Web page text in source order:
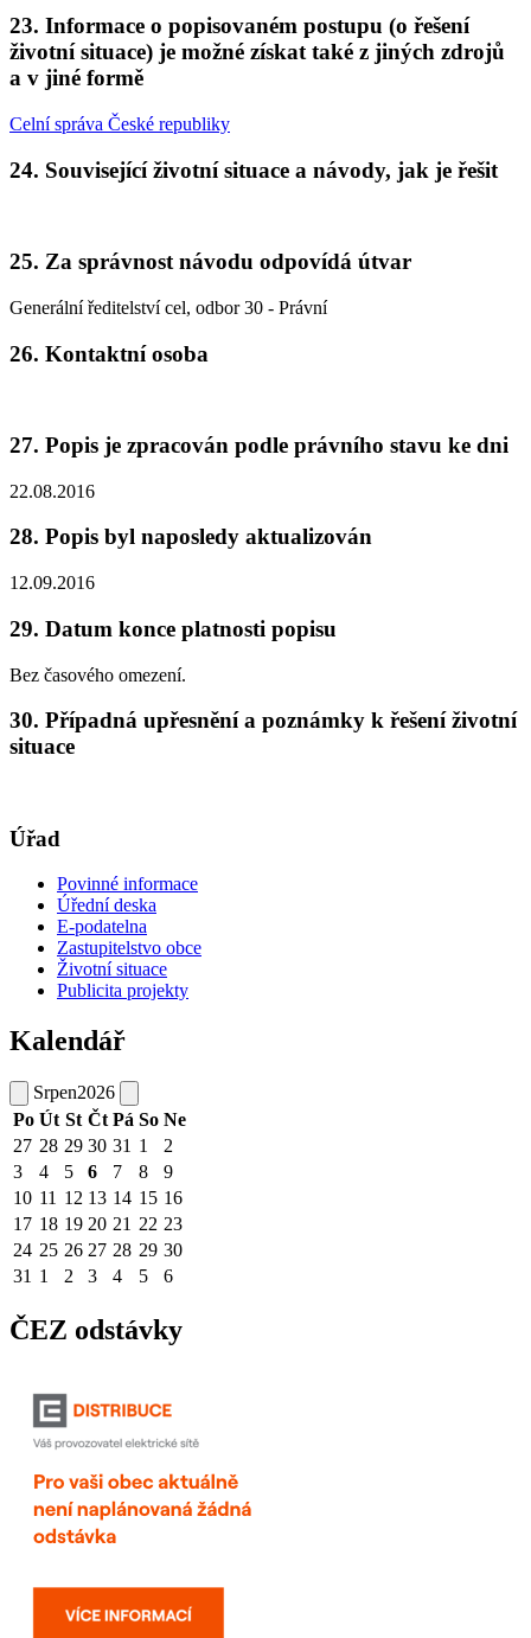
23. Informace o popisovaném postupu (o řešení
životní situace) je možné získat také z jiných zdrojů
a v jiné formě
Celní správa České republiky
24. Související životní situace a návody, jak je řešit
25. Za správnost návodu odpovídá útvar
Generální ředitelství cel, odbor 30 - Právní
26. Kontaktní osoba
27. Popis je zpracován podle právního stavu ke dni
22.08.2016
28. Popis byl naposledy aktualizován
12.09.2016
29. Datum konce platnosti popisu
Bez časového omezení.
30. Případná upřesnění a poznámky k řešení životní
situace
Úřad
Povinné informace
Úřední deska
E-podatelna
Zastupitelstvo obce
Životní situace
Publicita projekty
Kalendář
Srpen2026
Po Út St Čt Pá So Ne
27 28 29 30 31 1
2
3
4 5 6 7 8
9
10 11 12 13 14 15 16
17 18 19 20 21 22 23
24 25 26 27 28 29 30
31 1 2 3 4 5 6
ČEZ odstávky